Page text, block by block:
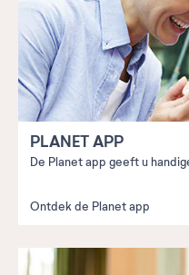
PLANET APP
De Planet app geeft u
Ontdek de Planet app